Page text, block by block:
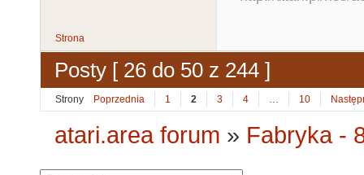
Strona
Posty [ 26 do 50 z 244 ]
Strony Poprzednia 1 2 3 4 … 10
atari.area forum » Fabryka -